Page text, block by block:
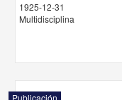
1925-12-31
Multidisciplina
Publicación